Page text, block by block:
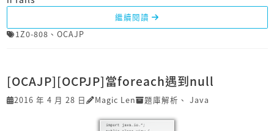
繼續閱讀
1Z0-808 、 OCAJP
[OCAJP][OCPJP]當foreach遇到null
2016 年 4 月 28 日 Magic Len 題庫解析 、 Java